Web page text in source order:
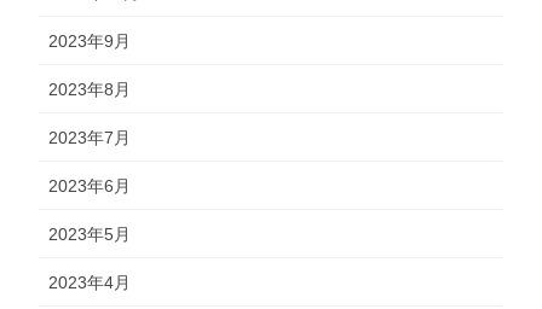
2023年9月
2023年8月
2023年7月
2023年6月
2023年5月
2023年4月